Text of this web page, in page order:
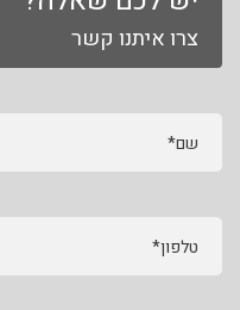
צרו איתנו קשר
שם*
טלפון*